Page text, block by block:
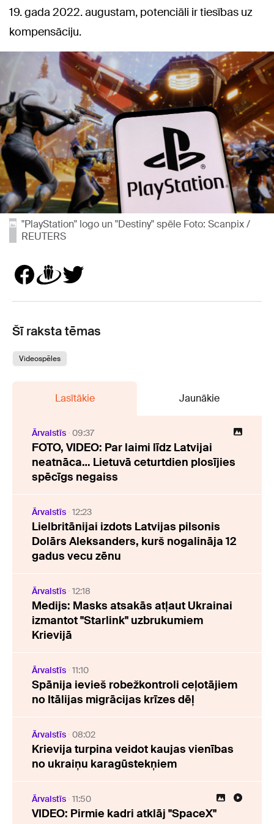
19. gada 2022. augustam, potenciāli ir tiesības uz
kompensāciju.
"PlayStation" logo un "Destiny" spēle Foto: Scanpix /
REUTERS
Šī raksta tēmas
Videospēles
Lasītākie Jaunākie
Ārvalstīs 09:37
FOTO, VIDEO: Par laimi līdz Latvijai
neatnāca… Lietuvā ceturtdien plosījies
spēcīgs negaiss
Ārvalstīs 12:23
Lielbritānijai izdots Latvijas pilsonis
Dolārs Aleksanders, kurš nogalināja 12
gadus vecu zēnu
Ārvalstīs 12:18
Medijs: Masks atsakās atļaut Ukrainai
izmantot "Starlink" uzbrukumiem
Krievijā
Ārvalstīs 11:10
Spānija ievieš robežkontroli ceļotājiem
no Itālijas migrācijas krīzes dēļ
Ārvalstīs 08:02
Krievija turpina veidot kaujas vienības
no ukraiņu karagūstekņiem
Ārvalstīs 11:50
VIDEO: Pirmie kadri atklāj "SpaceX"